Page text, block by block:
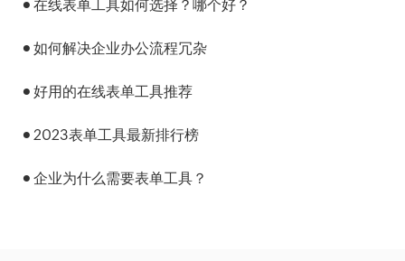
在线表单工具如何选择？哪个好？
如何解决企业办公流程冗杂
好用的在线表单工具推荐
2023表单工具最新排行榜
企业为什么需要表单工具？